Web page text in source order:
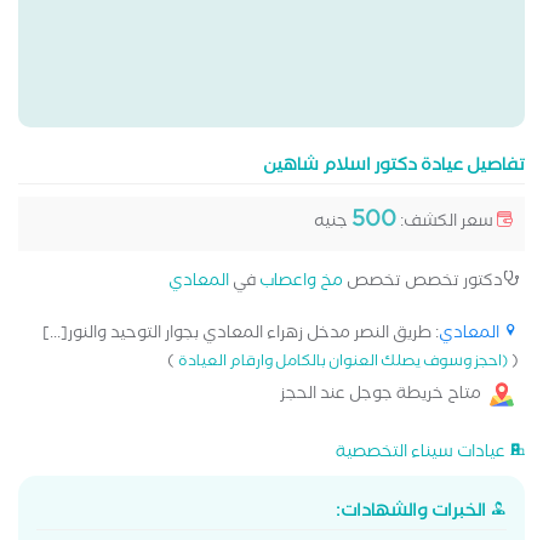
تفاصيل عيادة دكتور اسلام شاهين
سعر الكشف:500 جنيه
دكتور تخصص تخصص مخ واعصابفيالمعادي
المعادي: طريق النصر مدخل زهراء المعادي بجوار التوحيد والنور[...]
((احجز وسوف يصلك العنوان بالكامل وارقام العيادة)
متاح خريطة جوجل عند الحجز
عيادات سيناء التخصصية
الخبرات والشهادات: